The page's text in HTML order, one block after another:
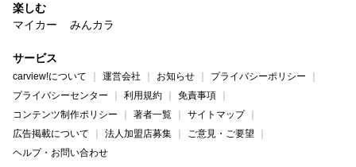
楽しむ
マイカー
みんカラ
サービス
carview!について 運営会社 お知らせ
プライバシーポリシー
プライバシーセンター
利用規約
免責事項
コンテンツ制作ポリシー
著者一覧
サイトマップ
広告掲載について
法人加盟店募集
ご意見・ご要望
ヘルプ・お問い合わせ